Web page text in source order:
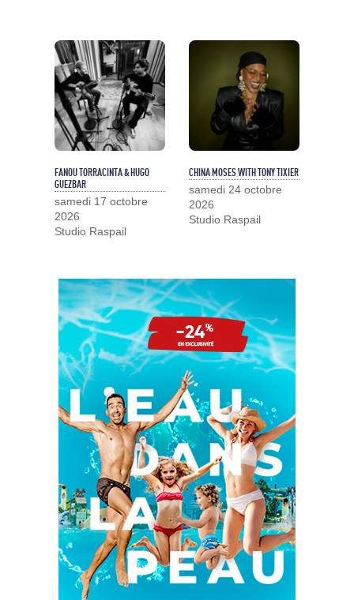
FANOU TORRACINTA & HUGO
GUEZBAR
samedi 17 octobre
2026
Studio Raspail
CHINA MOSES WITH TONY TIXIER
samedi 24 octobre
2026
Studio Raspail